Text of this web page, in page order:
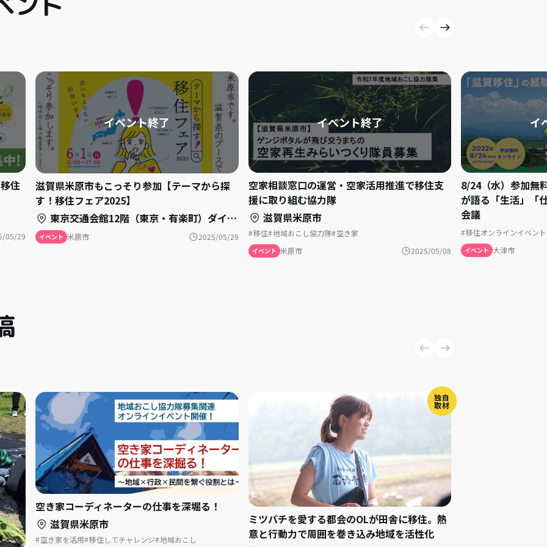
住
05/29
滋賀県米原市もこっそり参加【テーマから探
す！移住フェア2025】
東京交通会館12階（東京・有楽町）ダイヤモンドホール＋カトレアサロンAB
イベント 米原市 2025/05/29
空家相談窓口の運営・空家活用推進で移住支
援に取り組む協力隊
滋賀県米原市
移住 地域おこし協力隊 空き家
イベント 米原市 2025/05/08
8/24（水）参加無
が語る「生活」「
会議
移住オンラインイベント
イベント 大津市
空き家コーディネーターの仕事を深堀る！
滋賀県米原市
空き家を活用 移住してチャレンジ 地域おこし
独自
取材
ミツバチを愛する都会のOLが田舎に移住。熱
意と行動力で周囲を巻き込み地域を活性化